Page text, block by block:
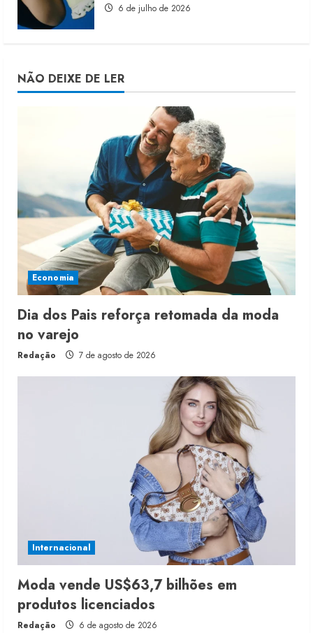
6 de julho de 2026
NÃO DEIXE DE LER
Economia
Dia dos Pais reforça retomada da moda
no varejo
Redação 7 de agosto de 2026
Internacional
Moda vende US$63,7 bilhões em
produtos licenciados
Redação 6 de agosto de 2026